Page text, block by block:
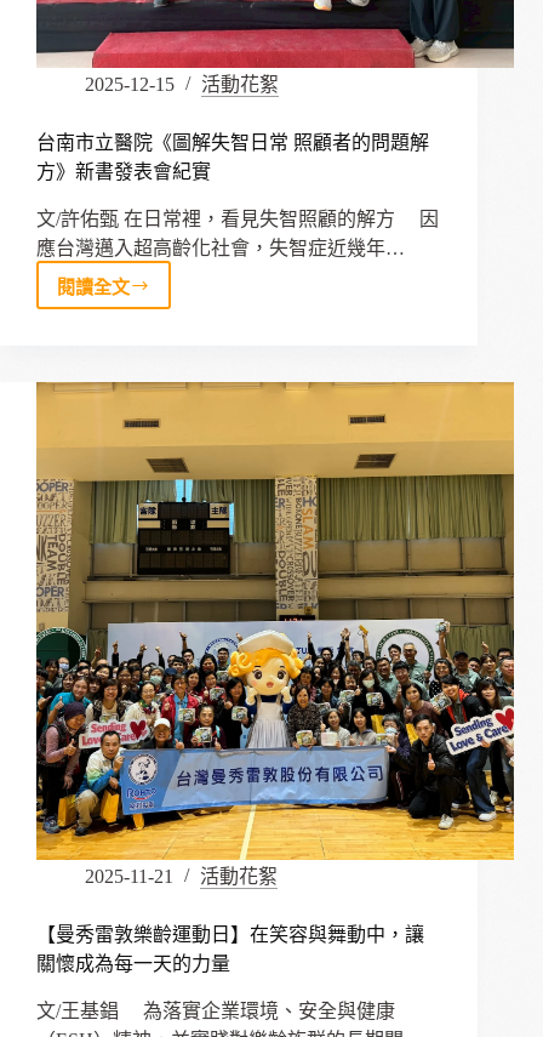
化
回
應
齡
化
地
方
實
驗
2025-12-15 活動花絮
台南市立醫院《圖解失智日常 照顧者的問題解
方》新書發表會紀實
文/許佑甄 在日常裡，看見失智照顧的解方 因
應台灣邁入超高齡化社會，失智症近幾年…
閱讀全文
台
醫
《圖
解
失
智
日
常
照
顧
者
的
問
題
解
方》
新
書
發
表
紀
實
2025-11-21 活動花絮
【曼秀雷敦樂齡運動日】在笑容與舞動中，讓
關懷成為每一天的力量
文/王基錩 為落實企業環境、安全與健康